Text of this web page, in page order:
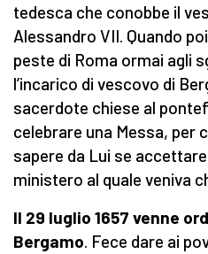
tedesca che conobbe il
Alessandro VII. Quando
peste di Roma ormai agli
l’incarico di vescovo di
sacerdote chiese al
celebrare una Messa, per
sapere da Lui se
ministero al quale veniva
Il 29 luglio 1657 venne
Bergamo. Fece dare ai